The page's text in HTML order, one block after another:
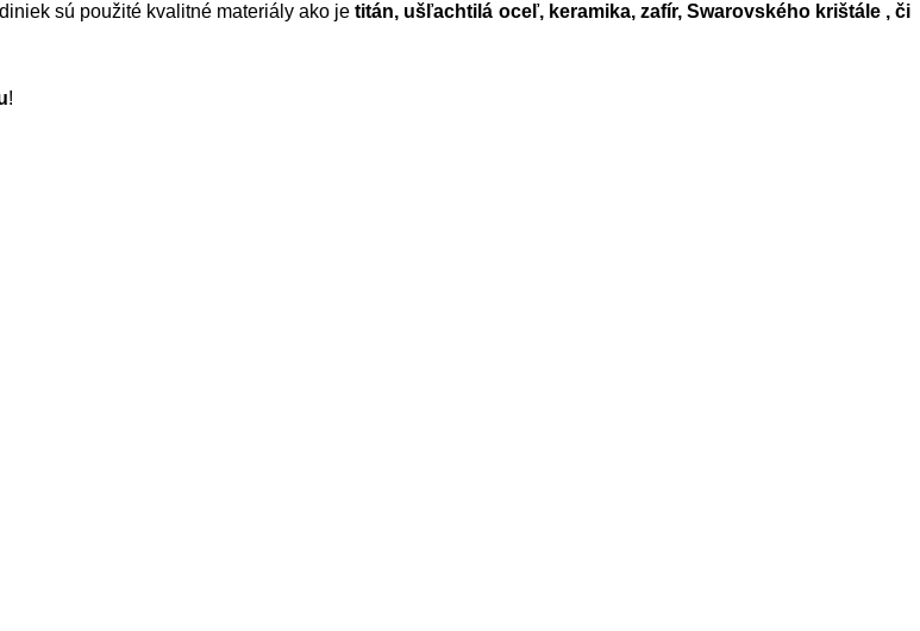
sú použité kvalitné materiály ako je titán, ušľachtilá oceľ, keramika, zafír, Swarovského krištále , či
!